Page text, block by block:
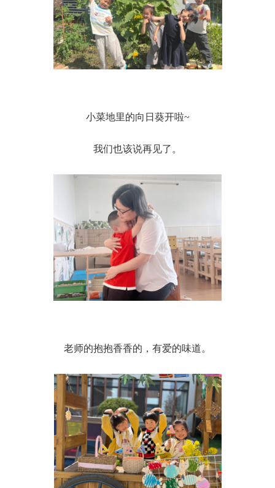
小菜地里的向日葵开啦~
我们也该说再见了。
老师的抱抱香香的，有爱的味道。